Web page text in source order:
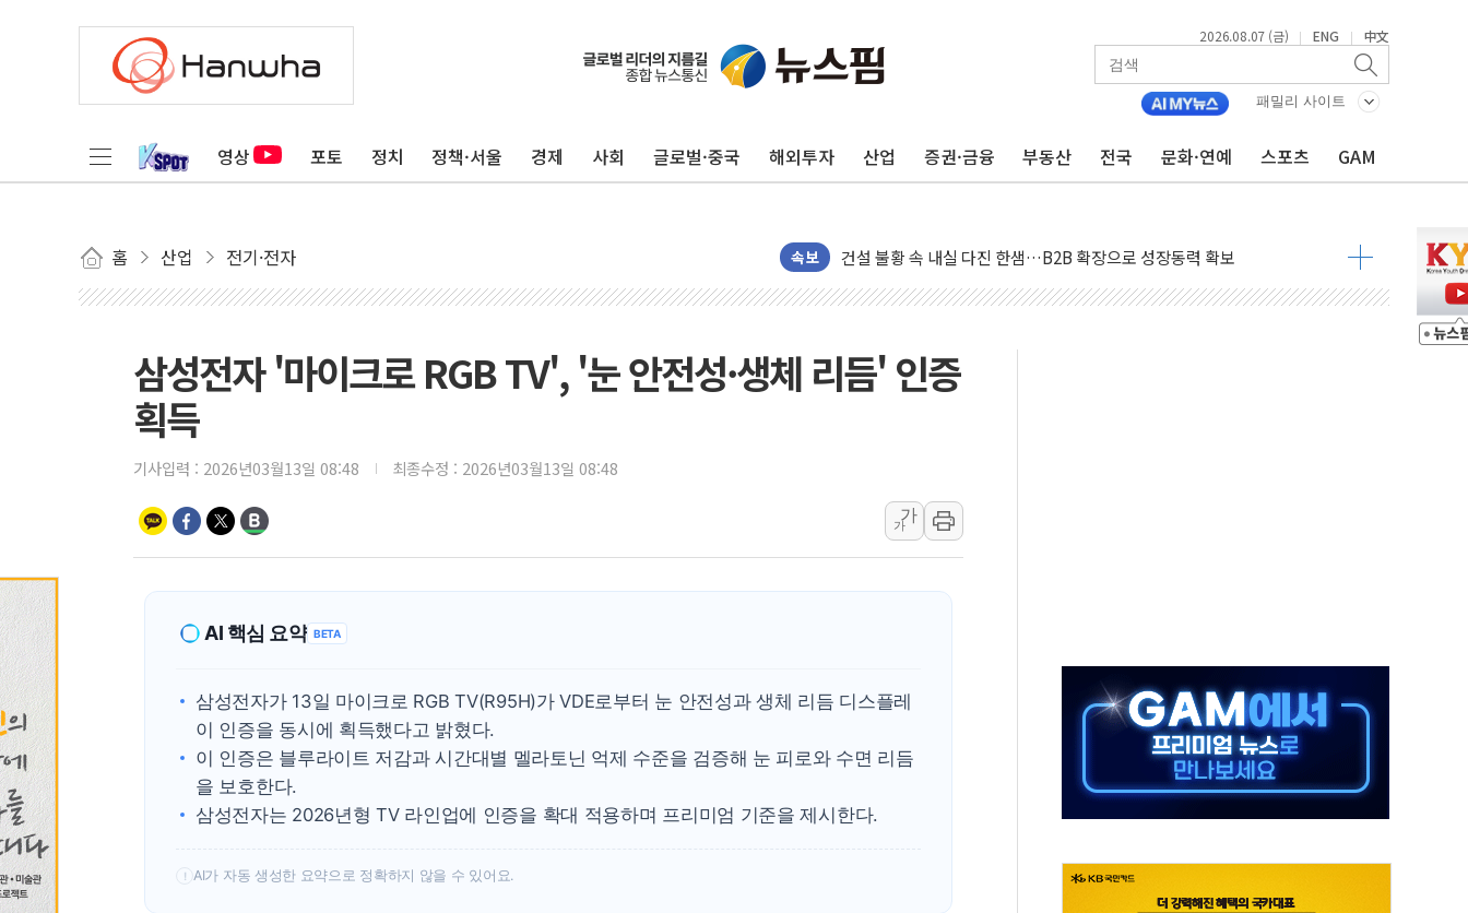
2026.08.07 (금) | ENG | 中文
패밀리 사이트
영상 포토 정치 정책·서울 경제 사회 글로벌·중국 해외투자 산업 증권·금융 부동산 전국 문화·연예 스포츠 GAM
홈 산업 전기·전자 속보
박홍근 "국가재정시스템 안정성 한순간도 흔들려선 안돼"
李대통령, 진급 장성들에게 "내란으로 훼손된 군 신뢰 회복해야"
TBH글로벌, 상반기 매출 1006억원…전년비 13.9% 증가
"내년 메모리 물량 동났다"…선수금 내걸고 확보 전쟁
현대지에프홀딩스, 자사주 1000억 연내 소각…2분기 영업익 853억
[뉴스핌 이 시각 PICK] 축구협회 성접대 기간, 대표팀 무패 外
美 정보 당국 "푸틴, 몇 년 내 NATO 결속력 시험하려 한정적 침공 가능성"
"일부 존치" vs "전면 개발"…서리풀2구역 갈등, 협의 테이블에
[AI 카드뉴스] 기후변화가 바꾼 대한민국 여름
국민의힘 윤리위, '부산 돌려차기 발언' 논란 서범수·진종오 징계절차 개시
캠코, 5918억원 규모 압류재산 1506건 공매
삼성전자 '마이크로 RGB TV', '눈 안전성·생체 리듬' 인증
획득
기사입력 : 2026년03월13일 08:48 최종수정 : 2026년03월13일 08:48
가
가
AI 핵심 요약 BETA
삼성전자가 13일 마이크로 RGB TV(R95H)가 VDE로부터 눈 안전성과 생체 리듬 디스플레
이 인증을 동시에 획득했다고 밝혔다.
이 인증은 블루라이트 저감과 시간대별 멜라토닌 억제 수준을 검증해 눈 피로와 수면 리듬
을 보호한다.
삼성전자는 2026년형 TV 라인업에 인증을 확대 적용하며 프리미엄 기준을 제시한다.
! AI가 자동 생성한 요약으로 정확하지 않을 수 있어요.